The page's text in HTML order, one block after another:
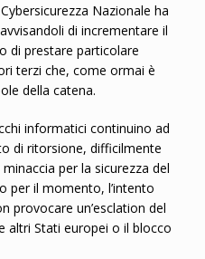
Nazionale ha
di incrementare il
di prestare particolare
terzi che, come ormai è
della catena.
informatici continuino ad
di ritorsione, difficilmente
per la sicurezza del
per il momento, l’intento
provocare un’esclation del
altri Stati europei o il blocco